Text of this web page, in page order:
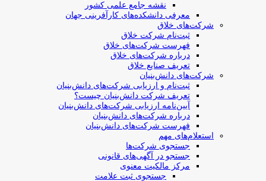
نقشه جامع علمی کشور
معرفی دانشکده‌های کارآفرینی جهان
شرکت‌های خلاق
ثبت‌نام شرکت خلاق
فهرست شرکت‌های خلاق
درباره شرکت‌های خلاق
تعریف صنایع خلاق
شرکت‌های دانش‌بنیان
ثبت‌نام و ارزیابی شرکت‌های دانش‌بنیان
تعریف شرکت دانش‌بنیان چیست؟
آیین‌نامه ارزیابی شرکت‌های دانش‌بنیان
درباره شرکت‌های دانش‌بنیان
فهرست شرکت‌های دانش‌بنیان
استعلام‌های مهم
جستجوی شرکت‌ها
جستجو در آگهی‌های قانونی
مرکز مالکیت معنوی
جستجوی ثبت علامت